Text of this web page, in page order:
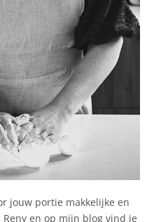
jouw portie makkelijke en
en op mijn blog vind je